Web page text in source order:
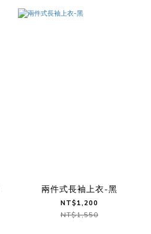
兩件式長袖上衣-黑
NT$1,200
NT$1,550